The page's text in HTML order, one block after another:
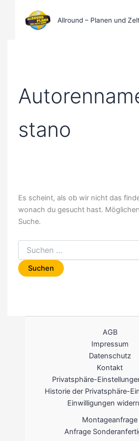
Inhalt
springen
Allround – Planen und
stano
Es scheint, als ob wir nicht das
wonach du gesucht hast.
Suche.
Suchen
nach:
AGB
Impressum
Datenschutz
Kontakt
Privatsphäre-
Historie der Privatsphäre-
Einwilligungen
Montageanfrage
Anfrage